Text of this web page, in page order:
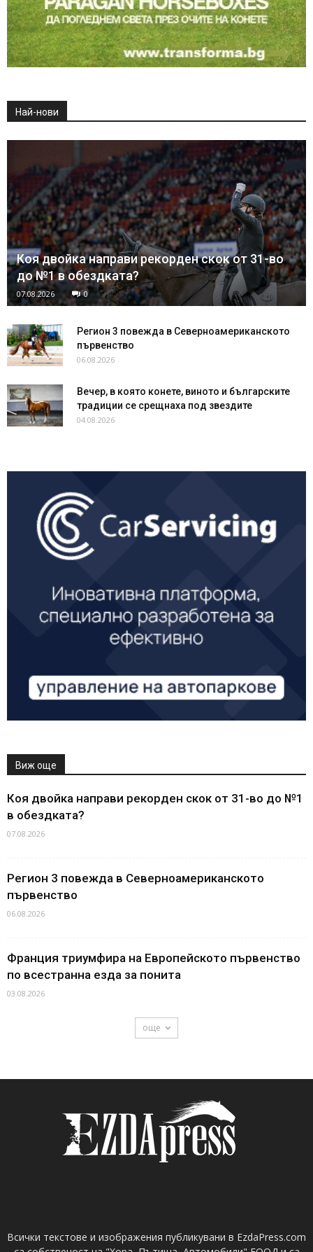
Най-нови
Коя двойка направи рекорден скок от 31-во
до №1 в обездката?
07.08.2026 0
Регион 3 повежда в Северноамериканското
първенство
06.08.2026
Вечер, в която конете, виното и българските
традиции се срещнаха под звездите
04.08.2026
Виж още
Коя двойка направи рекорден скок от 31-во до №1
в обездката?
07.08.2026
Регион 3 повежда в Северноамериканското
първенство
06.08.2026
Франция триумфира на Европейското първенство
по всестранна езда за понита
03.08.2026
още
Всички текстове и изображения публикувани в EzdaPress.com